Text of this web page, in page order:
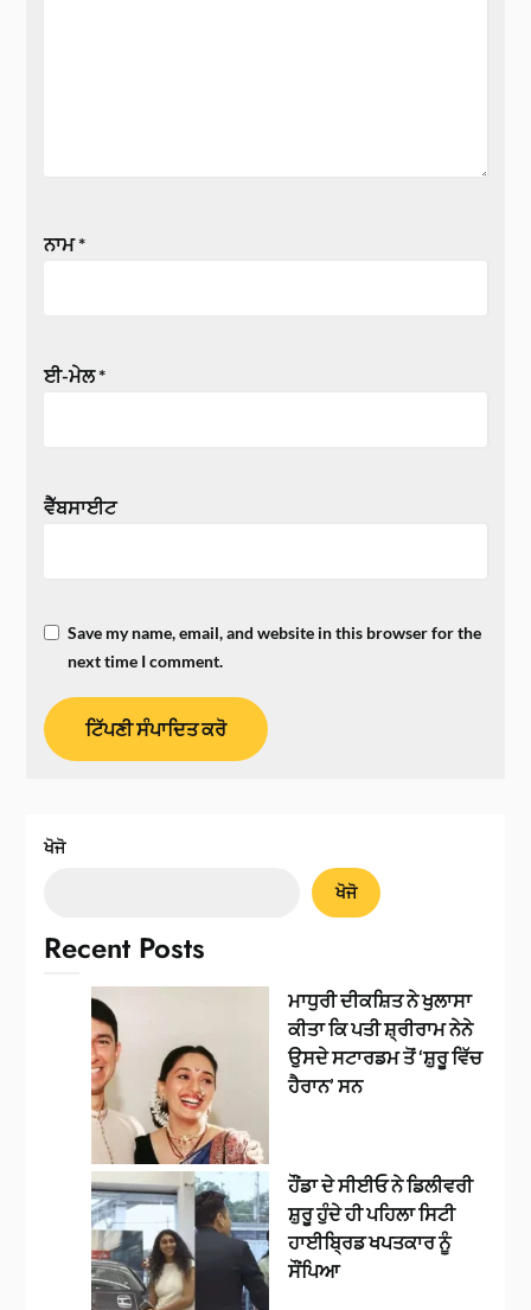
ਨਾਮ*
ਈ-ਮੇਲ*
ਵੈੱਬਸਾਈਟ
Save my name, email, and website in this browser for the
next time I comment.
ਖੋਜੋ
ਖੋਜੋ
Recent Posts
ਮਾਧੁਰੀ ਦੀਕਸ਼ਿਤ ਨੇ ਖੁਲਾਸਾ
ਕੀਤਾ ਕਿ ਪਤੀ ਸ਼੍ਰੀਰਾਮ ਨੇਨੇ
ਉਸਦੇ ਸਟਾਰਡਮ ਤੋਂ ‘ਸ਼ੁਰੂ ਵਿੱਚ
ਹੈਰਾਨ’ ਸਨ
ਹੌਂਡਾ ਦੇ ਸੀਈਓ ਨੇ ਡਿਲੀਵਰੀ
ਸ਼ੁਰੂ ਹੁੰਦੇ ਹੀ ਪਹਿਲਾ ਸਿਟੀ
ਹਾਈਬ੍ਰਿਡ ਖਪਤਕਾਰ ਨੂੰ
ਸੌਂਪਿਆ